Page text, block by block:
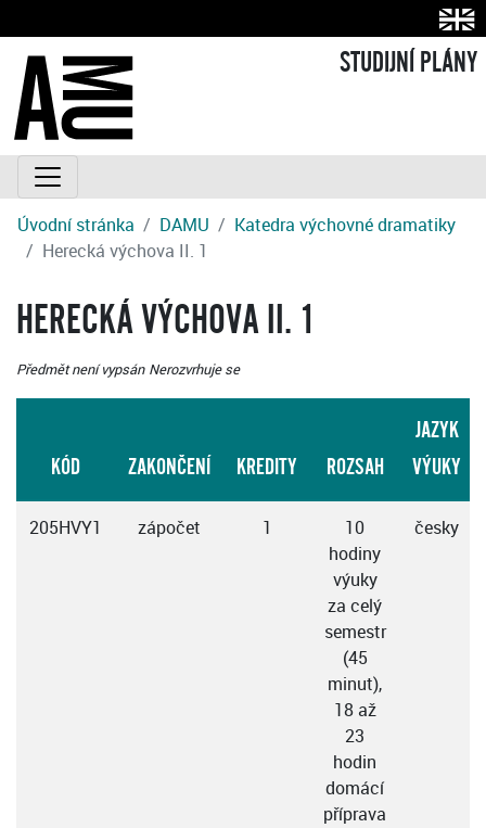
STUDIJNÍ PLÁNY
Úvodní stránka DAMU
Katedra výchovné dramatiky
Herecká výchova II. 1
HERECKÁ VÝCHOVA II. 1
Předmět není vypsán Nerozvrhuje se
KÓD ZAKONČENÍ KREDITY ROZSAH
JAZYK
VÝUKY
205HVY1 zápočet 1
10
hodiny
výuky
za celý
semestr
(45
minut),
18 až
23
hodin
domácí
příprava
česky